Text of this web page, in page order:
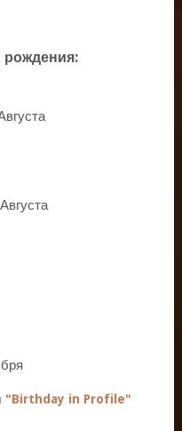
"Birthday in Profile"